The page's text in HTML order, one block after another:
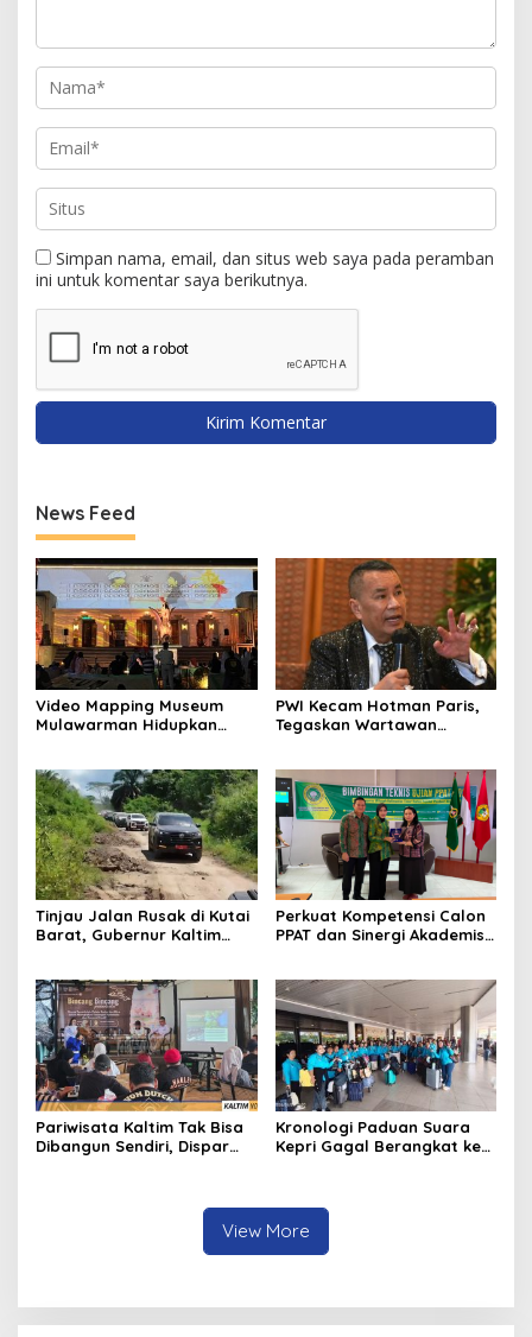
Simpan nama, email, dan situs web saya pada peramban
ini untuk komentar saya berikutnya.
News Feed
Video Mapping Museum
Mulawarman Hidupkan
PWI Kecam Hotman Paris,
Tegaskan Wartawan
Tinjau Jalan Rusak di Kutai
Barat, Gubernur Kaltim
Perkuat Kompetensi Calon
PPAT dan Sinergi Akademis,
Pariwisata Kaltim Tak Bisa
Dibangun Sendiri, Dispar
Kronologi Paduan Suara
Kepri Gagal Berangkat ke
View More